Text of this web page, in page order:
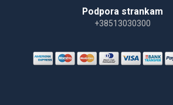
Podpora strankam
+38513030300